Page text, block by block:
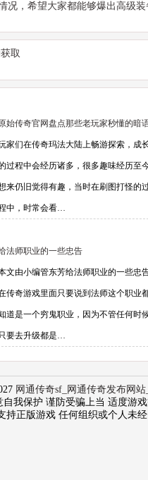
况，希望大家都能够爆出高级装
取
始传奇官网盘点那些老玩家秒懂的暗
家们在传奇玛法大陆上畅游探索，成
过程中会经历诸多，很多趣味经历至
来仍旧觉得有趣，当时在刷图打怪的
中，时常会看…
法师职业的一些忠告
文由小编管东芳给法师职业的一些忠
传奇游戏里面只要说到法师这个职业
道是一个穷鬼职业，因为不管任何时
要去升级都是…
网通传奇sf_网通传奇发布网
我保护 谨防受骗上当 适度游
持正版游戏 任何组织或个人未